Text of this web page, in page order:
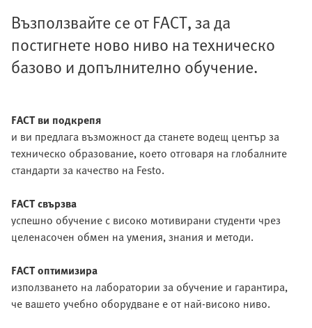
Възползвайте се от FACT, за да
постигнете ново ниво на техническо
базово и допълнително обучение.
FACT ви подкрепя
и ви предлага възможност да станете водещ център за
техническо образование, което отговаря на глобалните
стандарти за качество на Festo.
FACT свързва
успешно обучение с високо мотивирани студенти чрез
целенасочен обмен на умения, знания и методи.
FACT оптимизира
използването на лаборатории за обучение и гарантира,
че вашето учебно оборудване е от най-високо ниво.